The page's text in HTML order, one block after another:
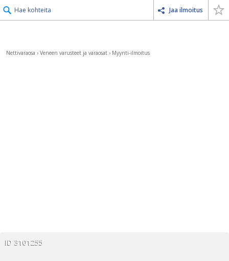
Hae kohteita Jaa ilmoitus
Nettivaraosa › Veneen varusteet ja varaosat › Myynti-ilmoitus
ID 3101255